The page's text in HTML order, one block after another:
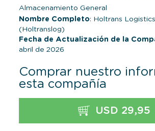
Almacenamiento General
Nombre Completo: Holtrans
(Holtranslog)
Fecha de Actualización de la
abril de 2026
Comprar nuestro
esta compañía
USD 29,95